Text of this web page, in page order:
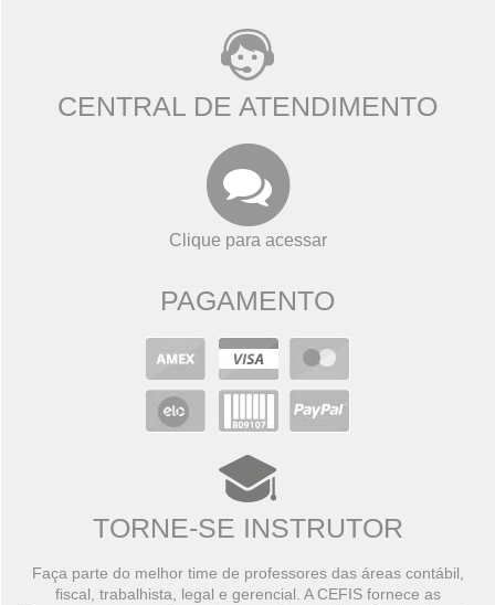
CENTRAL DE ATENDIMENTO
Clique para acessar
PAGAMENTO
TORNE-SE INSTRUTOR
Faça parte do melhor time de professores das áreas contábil,
fiscal, trabalhista, legal e gerencial. A CEFIS fornece as